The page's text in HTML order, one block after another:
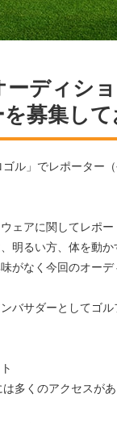
ーディシ
募集して
ル」でレポーター
ェアに関してレポ
明るい方、体を動
がなく今回のオー
バサダーとしてゴ
多くのアクセスが